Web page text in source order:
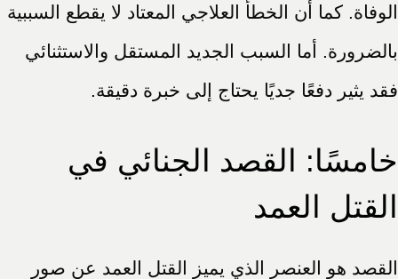
الوفاة. كما أن الخطأ العلاجي المعتاد لا يقطع السببية
بالضرورة. أما السبب الجديد المستقل والاستثنائي
فقد يثير دفعًا جديًا يحتاج إلى خبرة دقيقة.
خامسًا: القصد الجنائي في
القتل العمد
القصد هو العنصر الذي يميز القتل العمد عن صور